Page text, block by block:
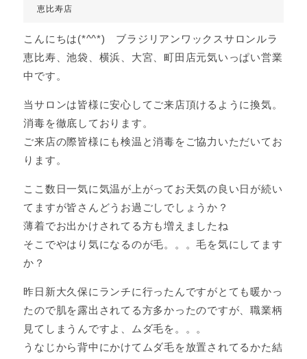
恵比寿店
こんにちは(*^^*) ブラジリアンワックスサロンルラ
恵比寿、池袋、横浜、大宮、町田店元気いっぱい営業
中です。
当サロンは皆様に安心してご来店頂けるように換気。
消毒を徹底しております。
ご来店の際皆様にも検温と消毒をご協力いただいてお
ります。
ここ数日一気に気温が上がってお天気の良い日が続い
てますが皆さんどうお過ごしでしょうか？
薄着でお出かけされてる方も増えましたね
そこでやはり気になるのが毛。。。毛を気にしてます
か？
昨日新大久保にランチに行ったんですがとても暖かっ
たので肌を露出されてる方多かったのですが、職業柄
見てしまうんですよ、ムダ毛を。。。
うなじから背中にかけてムダ毛を放置されてるかた結